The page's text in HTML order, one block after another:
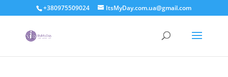
+380975509024 ItsMyDay.com.ua@gmail.com